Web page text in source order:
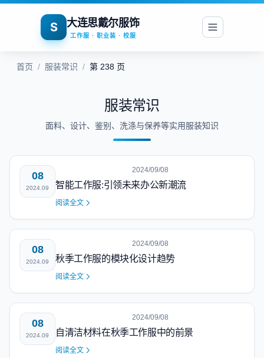
S 大连思戴尔服饰
工作服 · 职业装 · 校服
首页 / 服装常识 / 第 238 页
服装常识
面料、设计、鉴别、洗涤与保养等实用服装知识
08
2024.09
2024/09/08
智能工作服:引领未来办公新潮流
阅读全文
08
2024.09
2024/09/08
秋季工作服的模块化设计趋势
阅读全文
08
2024.09
2024/09/08
自清洁材料在秋季工作服中的前景
阅读全文